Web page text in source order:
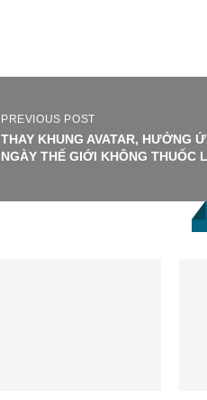
PREVIOUS POST
THAY KHUNG AVATAR, HƯỞNG
NGÀY THẾ GIỚI KHÔNG THUỐC